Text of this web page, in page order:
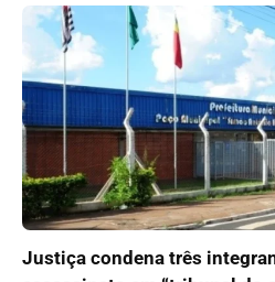
Justiça condena três